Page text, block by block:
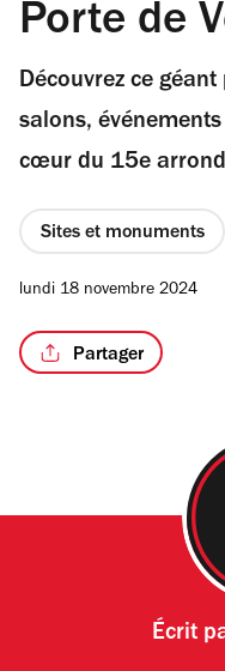
Porte de
Découvrez ce
salons,
cœur du 15e
Sites et monuments
lundi 18 novembre 2024
Partager
Écrit